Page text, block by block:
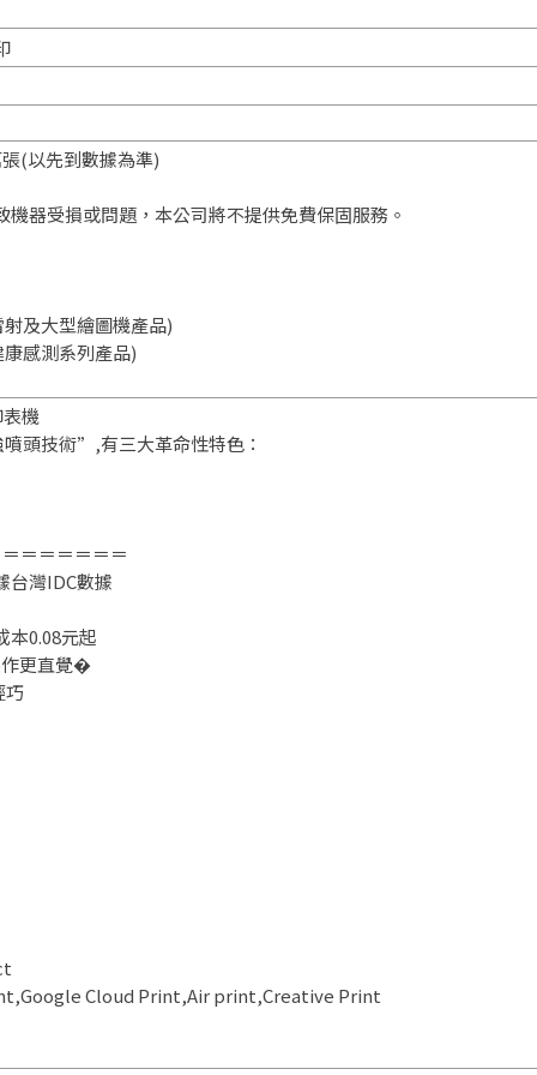
(以先到數據為準)
器受損或問題，本公司將不提供免費保固服務。
及大型繪圖機產品)
感測系列產品)
機
頭技術”,有三大革命性特色：
＝＝＝＝＝＝
台灣IDC數據
本0.08元起
更直覺�
巧
Cloud Print,Air print,Creative Print